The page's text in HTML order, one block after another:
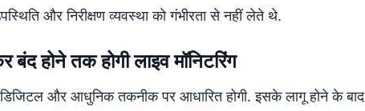
और निरीक्षण व्यवस्था को गंभीरता से नहीं लेते थे.
होने तक होगी लाइव मॉनिटरिंग
डिजिटल और आधुनिक तकनीक पर आधारित होगी. इसके लागू होने के बाद